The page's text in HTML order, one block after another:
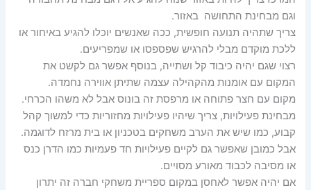
וגם מבחינת התחושה באזור.
צריך שתהיה תנועה חופשית, ככה שאנשים יוכלו להגיע באיחור או
ללכת מוקדם מבלי להרגיש שפספסו או שמפריעים.
רצוי שגם יהיה כיבוד קל ושתייה, בנוסף אפשר גם לקשט את
המקום עם אומנות מהקהילה עצמה שתיתן אווירה נחמדה.
מקום עם חצר פתוחה או מרפסת זה בונוס אבל לא משהו הכרחי.
מבחינת פעילויות, צריך שיהיו פעילויות מחזוריות כדי למשוך קהל
קבוע, כמו שיש את הערב משחקים בטכניון או בית מרזח לדוגמה.
אבל כמובן שאפשר גם לקיים פעילויות חד פעמיות כמו הדרן כנס
או מסיבה לכבוד מאורע מסויים.
אם יהיה אפשר לאחסן במקום ספריית משחקי חברה זה יתרון